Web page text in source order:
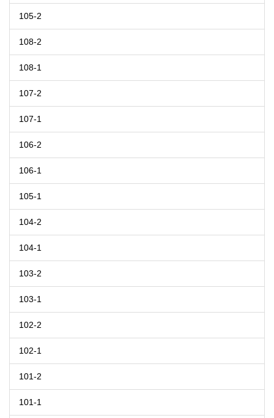
105-2
108-2
108-1
107-2
107-1
106-2
106-1
105-1
104-2
104-1
103-2
103-1
102-2
102-1
101-2
101-1